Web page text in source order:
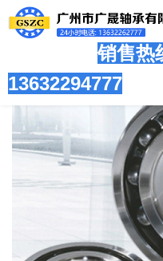
销售热
13632294777